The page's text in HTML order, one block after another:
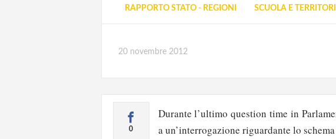
RAPPORTO STATO - REGIONI
SCUOLA E
20 novembre 2012
0
Durante l’ultimo question time in
a un’interrogazione riguardante lo